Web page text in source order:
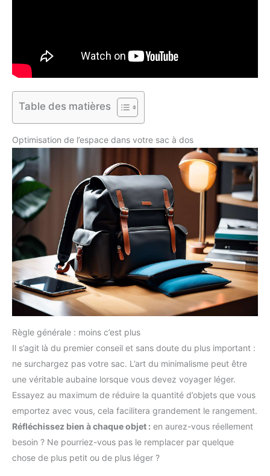
Table des matières
Optimisation de l’espace dans votre sac à dos
Règle générale : moins c’est plus
Il s’agit là du premier conseil et sans doute du plus important :
ne surchargez pas votre sac. L’art du minimalisme peut être
une véritable aubaine lorsque vous devez voyager léger.
Essayez au maximum de réduire la quantité d’objets que vous
emportez avec vous, cela facilitera grandement le rangement.
Réfléchissez bien à chaque objet : en aurez-vous réellement
besoin ? Ne pourriez-vous pas le remplacer par quelque
chose de plus petit ou de plus léger ?